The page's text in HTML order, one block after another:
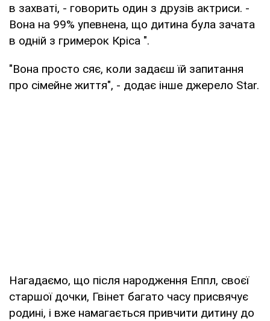
в захваті, - говорить один з друзів актриси. -
Вона на 99% упевнена, що дитина була зачата
в одній з гримерок Кріса ".
"Вона просто сяє, коли задаєш їй запитання
про сімейне життя", - додає інше джерело Star.
Нагадаємо, що після народження Еппл, своєї
старшої дочки, Гвінет багато часу присвячує
родині, і вже намагається привчити дитину до